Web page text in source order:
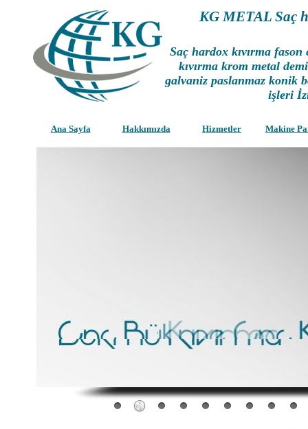
KG METAL Saç
Saç hardox kıvırma
kıvırma krom metal
galvaniz paslanmaz konik
işleri
Ana Sayfa Hakkımızda Hizmetler Makine